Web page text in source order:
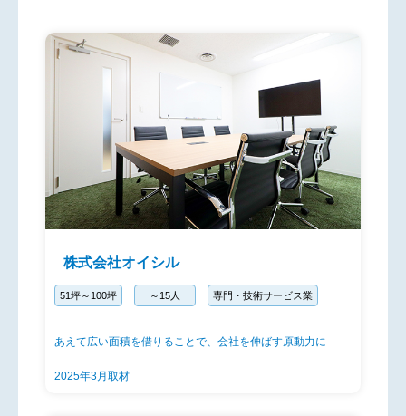
株式会社オイシル
51坪～100坪 ～15人 専門・技術サービス業
あえて広い面積を借りることで、会社を伸ばす原動力に
2025年3月取材